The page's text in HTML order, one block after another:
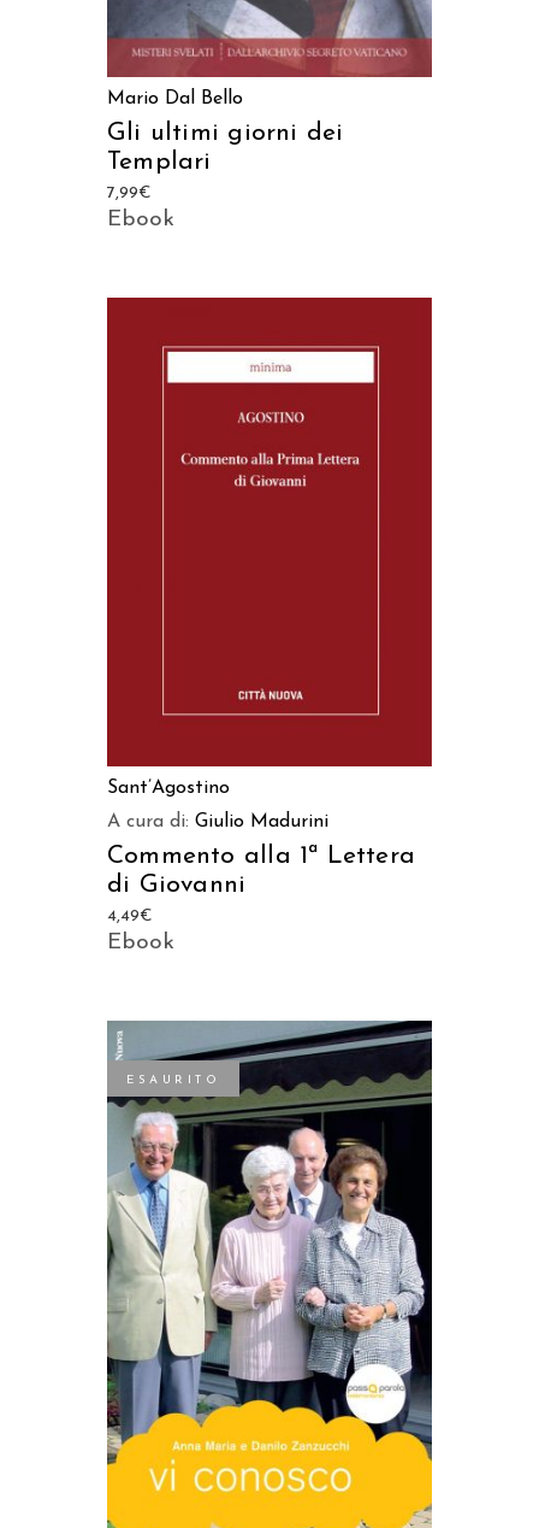
Mario Dal Bello
Gli ultimi giorni dei
Templari
7,99€
Ebook
Sant’Agostino
A cura di: Giulio Madurini
Commento alla 1ª Lettera
di Giovanni
4,49€
Ebook
ESAURITO
LEGGI TUTTO